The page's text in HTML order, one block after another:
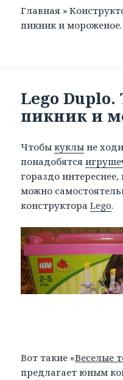
Главная »
пикник и мороженое.
Lego
пикник и
Чтобыкуклы не
понадобятся
гораздо
можно
конструктораLego.
Вот такие «Веселые
предлагает юным